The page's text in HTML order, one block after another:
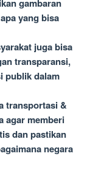
gambaran
yang bisa
juga bisa
transparansi,
publik dalam
transportasi &
agar memberi
dan pastikan
negara